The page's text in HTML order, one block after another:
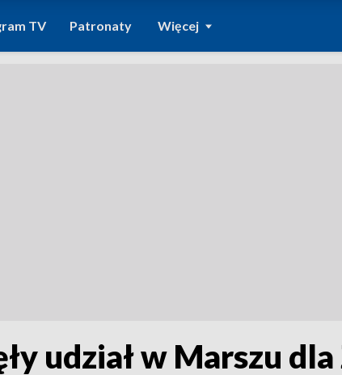
TV Patronaty Więcej
udział w Marszu